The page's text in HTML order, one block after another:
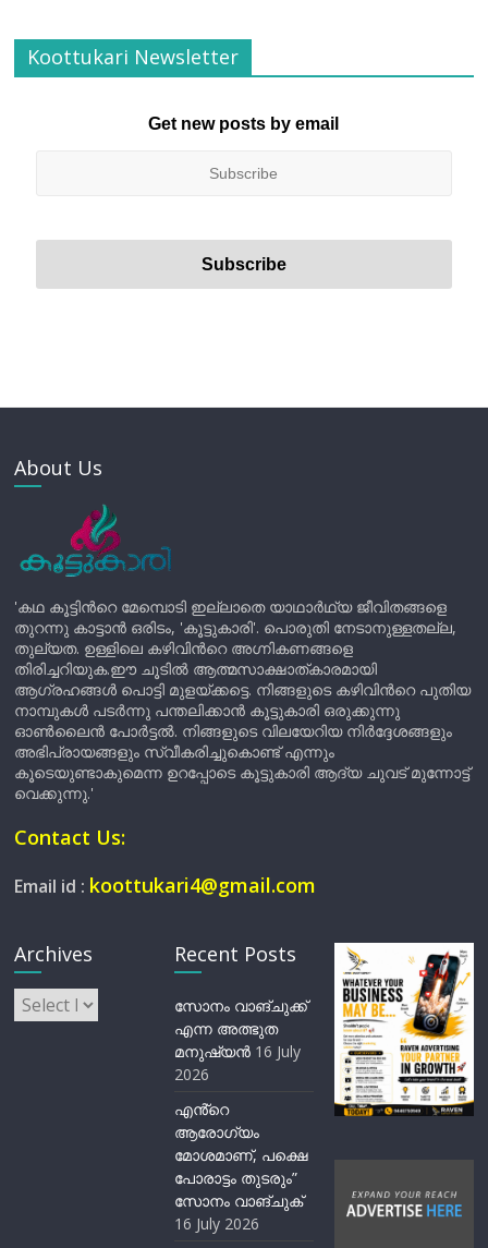
Koottukari Newsletter
Get new posts by email
About Us
'കഥ കൂട്ടിന്‍റെ മേമ്പൊടി ഇല്ലാതെ യാഥാർഥ്യ ജീവിതങ്ങളെ
തുറന്നു കാട്ടാൻ ഒരിടം, 'കൂട്ടുകാരി'. പൊരുതി നേടാനുള്ളതല്ല,
തുല്യത. ഉള്ളിലെ കഴിവിന്‍റെ അഗ്നികണങ്ങളെ
തിരിച്ചറിയുക.ഈ ചൂടിൽ ആത്മസാക്ഷാത്കാരമായി
ആഗ്രഹങ്ങൾ പൊട്ടി മുളയ്ക്കട്ടെ. നിങ്ങളുടെ കഴിവിന്‍റെ പുതിയ
നാമ്പുകൾ പടർന്നു പന്തലിക്കാൻ കൂട്ടുകാരി ഒരുക്കുന്നു
ഓൺലൈൻ പോർട്ടൽ. നിങ്ങളുടെ വിലയേറിയ നിർദ്ദേശങ്ങളും
അഭിപ്രായങ്ങളും സ്വീകരിച്ചുകൊണ്ട് എന്നും
കൂടെയുണ്ടാകുമെന്ന ഉറപ്പോടെ കൂട്ടുകാരി ആദ്യ ചുവട് മുന്നോട്ട്
വെക്കുന്നു.'
Contact Us:
Email id : koottukari4@gmail.com
Archives
Archives
Recent Posts
സോനം വാങ്ചുക്ക്
എന്ന അത്ഭുത
മനുഷ്യന്‍ 16 July
2026
എൻ്റെ
ആരോഗ്യം
മോശമാണ്, പക്ഷെ
പോരാട്ടം തുടരും”
സോനം വാങ്ചുക്
16 July 2026